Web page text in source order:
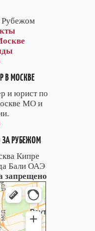
Рубежом
В МОСКВЕ
и юрист по
МО и
РУБЕЖОМ
Кипре
Бали ОАЭ
запрещено